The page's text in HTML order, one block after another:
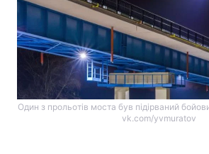
Один з прольотів моста був підірваний
vk.com/yvmuratov